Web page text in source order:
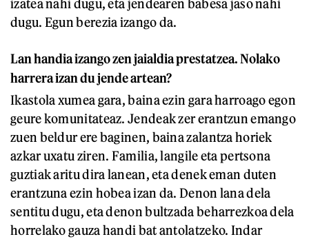
izatea nahi dugu, eta jendearen babesa jaso nahi
dugu. Egun berezia izango da.
Lan handia izango zen jaialdia prestatzea. Nolako
harrera izan du jende artean?
Ikastola xumea gara, baina ezin gara harroago egon
geure komunitateaz. Jendeak zer erantzun emango
zuen beldur ere baginen, baina zalantza horiek
azkar uxatu ziren. Familia, langile eta pertsona
guztiak aritu dira lanean, eta denek eman duten
erantzuna ezin hobea izan da. Denon lana dela
sentitu dugu, eta denon bultzada beharrezkoa dela
horrelako gauza handi bat antolatzeko. Indar